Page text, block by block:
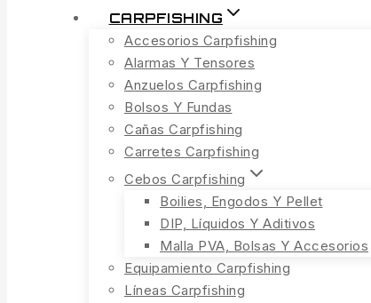
CARPFISHING
Accesorios Carpfishing
Alarmas Y Tensores
Anzuelos Carpfishing
Bolsos Y Fundas
Cañas Carpfishing
Carretes Carpfishing
Cebos Carpfishing
Boilies, Engodos Y Pellet
DIP, Líquidos Y Aditivos
Malla PVA, Bolsas Y Accesorios
Equipamiento Carpfishing
Líneas Carpfishing